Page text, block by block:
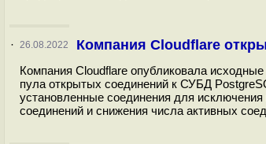
· 26.08.2022 Компания Cloudflare
Компания Cloudflare опубликовала
пула открытых соединений к СУБД
установленные соединения для
соединений и снижения числа активных